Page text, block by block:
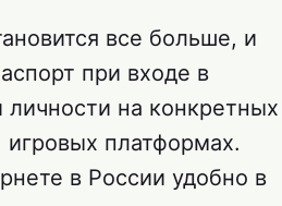
все больше, и
при входе в
на конкретных
платформах.
в России удобно в